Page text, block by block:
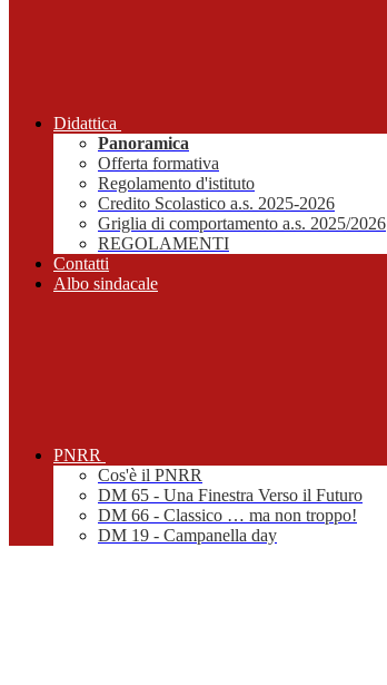
Didattica
Panoramica
Offerta formativa
Regolamento d'istituto
Credito Scolastico a.s. 2025-2026
Griglia di comportamento a.s. 2025/2026
REGOLAMENTI
Contatti
Albo sindacale
PNRR
Cos'è il PNRR
DM 65 - Una Finestra Verso il Futuro
DM 66 - Classico … ma non troppo!
DM 19 - Campanella day